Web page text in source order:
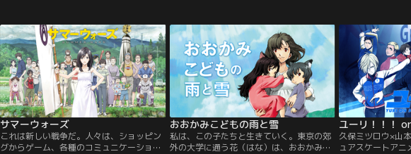
られた。そして、同級生の禪院真希・狗巻
棘・パンダと出会い、乙骨はある決意をす
る。【提供：バンダイチャンネル】
サマーウォーズ
これは新しい戦争だ。人々は、ショッピン
グからゲーム、各種のコミュニケーショ
おおかみこどもの雨と雪
私は、この子たちと生きていく。東京の郊
外の大学に通う花（はな）は、おおかみの
ユーリ！！！
久保ミツロウ×山
ュアスケートアニ